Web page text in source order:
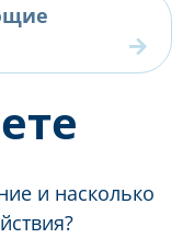
и насколько